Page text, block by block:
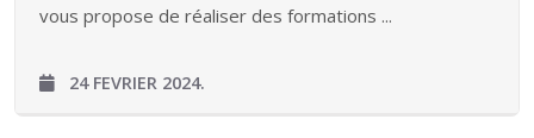
vous propose de réaliser des formations ...
24 FEVRIER 2024.